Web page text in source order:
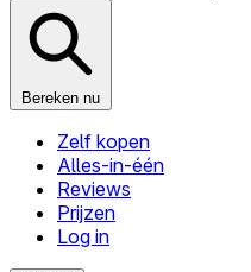
Bereken nu
Zelf kopen
Alles-in-één
Reviews
Prijzen
Log in